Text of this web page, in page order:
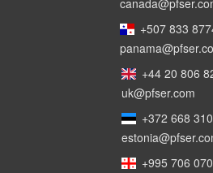
+507 833
+44 20 806
uk@pfser.com
+372 668
+995 706